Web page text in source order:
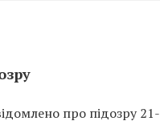
про підозру 21-